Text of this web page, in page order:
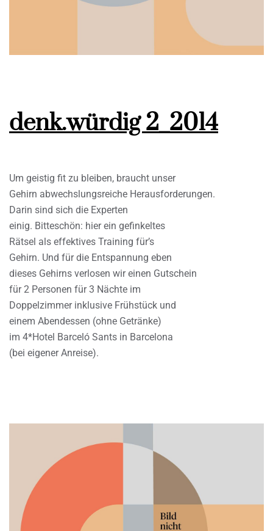
denk.würdig 2_2014
Um geistig fit zu bleiben, braucht unser
Gehirn abwechslungsreiche Herausforderungen.
Darin sind sich die Experten
einig. Bitteschön: hier ein gefinkeltes
Rätsel als effektives Training für’s
Gehirn. Und für die Entspannung eben
dieses Gehirns verlosen wir einen Gutschein
für 2 Personen für 3 Nächte im
Doppelzimmer inklusive Frühstück und
einem Abendessen (ohne Getränke)
im 4*Hotel Barceló Sants in Barcelona
(bei eigener Anreise).